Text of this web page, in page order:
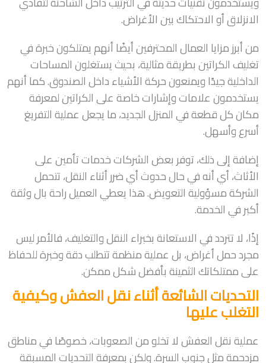
الانزلاق أو الاحتكاك بين الأغراض.
من أبرز مزايا العمال المحترفين أيضًا أنهم يمتلكون خبرة في
تغليف الكراتين بطريقة مثالية، بحيث يستغلون المساحات
الداخلية جيدًا ويمنعون حركة الأشياء داخل الصندوق. كما أنهم
يستخدمون علامات وإشارات خاصة على الكراتين لمعرفة
مكان كل قطعة في المنزل الجديد، ما يجعل عملية التفريغ
أسرع وأسهل.
إضافة إلى ذلك، توفر بعض الشركات خدمات تأمين على
الأثاث، أي أنه في حال حدوث أي ضرر أثناء النقل، تتحمل
الشركة مسؤولية التعويض. هذا يعطي العميل راحة بال وثقة
أكبر في الخدمة.
إذًا، لا تتردد في الاستعانة بخبراء النقل والتغليف، فالأمر ليس
مجرد حمل أغراض، بل عملية منظمة تتطلب دقة وخبرة للحفاظ
على ممتلكاتك الثمينة بأفضل شكل ممكن.
التحديات الشائعة أثناء نقل العفش وكيفية
التغلب عليها
عملية نقل العفش لا تخلو من الصعوبات، خصوصًا في مناطق
مزدحمة مثل جنوب السرة. ولكن بمعرفة التحديات المسبقة